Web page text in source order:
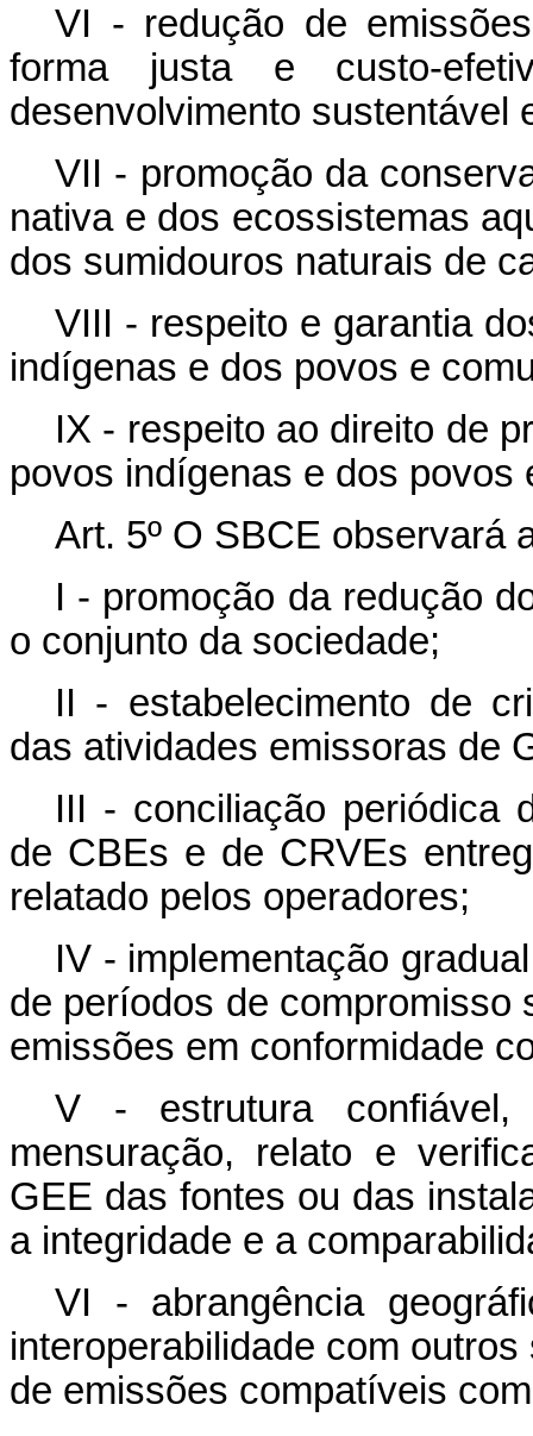
VI - redução de
forma justa e custo-
desenvolvimento sustentável
VII - promoção da
nativa e dos ecossistemas
dos sumidouros naturais de
VIII - respeito e garantia
indígenas e dos povos e
IX - respeito ao direito de
povos indígenas e dos povos
Art. 5º O SBCE observará
I - promoção da redução
o conjunto da sociedade;
II - estabelecimento de
das atividades emissoras de
III - conciliação periódica
de CBEs e de CRVEs
relatado pelos operadores;
IV - implementação
de períodos de compromisso
emissões em conformidade
V - estrutura confiável,
mensuração, relato e
GEE das fontes ou das
a integridade e a
VI - abrangência
interoperabilidade com
de emissões compatíveis